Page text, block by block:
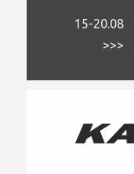
15-20.08
>>>